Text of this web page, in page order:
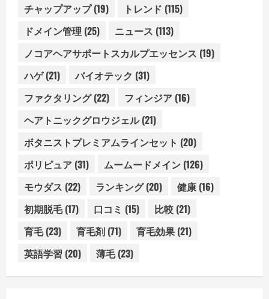
チャップアップ(19) トレンド (115)
ドメイン管理 (25) ニュース (113)
ノコアヘアサポートスカルプエッセンス (19)
ハゲ(21) バイオテック (31)
ファクタリング(22) フィンジア (16)
ヘアトニックグロウジェル(21)
ボタニストプレミアムラインセット (20)
ポリピュア (31) ムームードメイン (126)
モウダス (22) ランキング(20) 健康 (16)
初期脱毛(17) 口コミ (15) 比較 (21)
育毛(23) 育毛剤 (71) 育毛効果 (21)
英語学習 (20) 薄毛(23)